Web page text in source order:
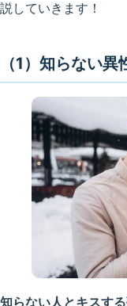
説していきます！
（1）知らない
知らない人とキスす